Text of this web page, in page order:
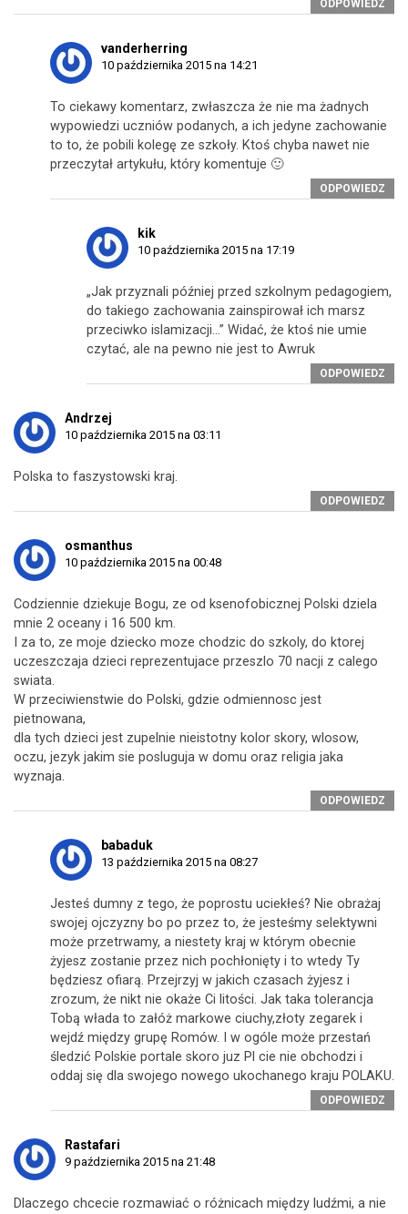
ODPOWIEDZ
vanderherring
10 października 2015 na 14:21
To ciekawy komentarz, zwłaszcza że nie ma żadnych
wypowiedzi uczniów podanych, a ich jedyne zachowanie
to to, że pobili kolegę ze szkoły. Ktoś chyba nawet nie
przeczytał artykułu, który komentuje 🙂
ODPOWIEDZ
kik
10 października 2015 na 17:19
„Jak przyznali później przed szkolnym pedagogiem,
do takiego zachowania zainspirował ich marsz
przeciwko islamizacji…” Widać, że ktoś nie umie
czytać, ale na pewno nie jest to Awruk
ODPOWIEDZ
Andrzej
10 października 2015 na 03:11
Polska to faszystowski kraj.
ODPOWIEDZ
osmanthus
10 października 2015 na 00:48
Codziennie dziekuje Bogu, ze od ksenofobicznej Polski dziela
mnie 2 oceany i 16 500 km.
I za to, ze moje dziecko moze chodzic do szkoly, do ktorej
uczeszczaja dzieci reprezentujace przeszlo 70 nacji z calego
swiata.
W przeciwienstwie do Polski, gdzie odmiennosc jest
pietnowana,
dla tych dzieci jest zupelnie nieistotny kolor skory, wlosow,
oczu, jezyk jakim sie posluguja w domu oraz religia jaka
wyznaja.
ODPOWIEDZ
babaduk
13 października 2015 na 08:27
Jesteś dumny z tego, że poprostu uciekłeś? Nie obrażaj
swojej ojczyzny bo po przez to, że jesteśmy selektywni
może przetrwamy, a niestety kraj w którym obecnie
żyjesz zostanie przez nich pochłonięty i to wtedy Ty
będziesz ofiarą. Przejrzyj w jakich czasach żyjesz i
zrozum, że nikt nie okaże Ci litości. Jak taka tolerancja
Tobą włada to załóż markowe ciuchy,złoty zegarek i
wejdź między grupę Romów. I w ogóle może przestań
śledzić Polskie portale skoro juz Pl cie nie obchodzi i
oddaj się dla swojego nowego ukochanego kraju POLAKU.
ODPOWIEDZ
Rastafari
9 października 2015 na 21:48
Dlaczego chcecie rozmawiać o różnicach między ludźmi, a nie